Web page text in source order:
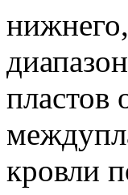
пластов
кровли